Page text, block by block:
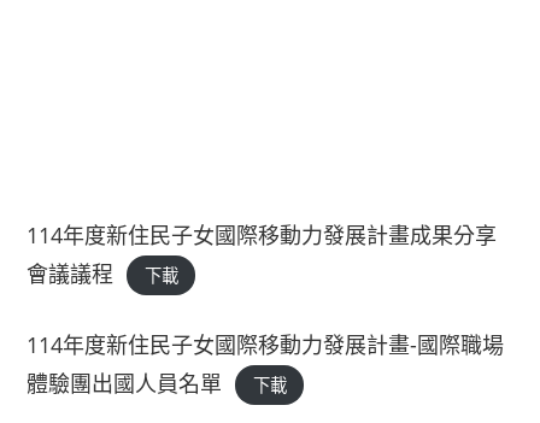
114年度新住民子女國際移動力發展計畫成果分享
會議議程
下載
114年度新住民子女國際移動力發展計畫-國際職場
體驗團出國人員名單
下載